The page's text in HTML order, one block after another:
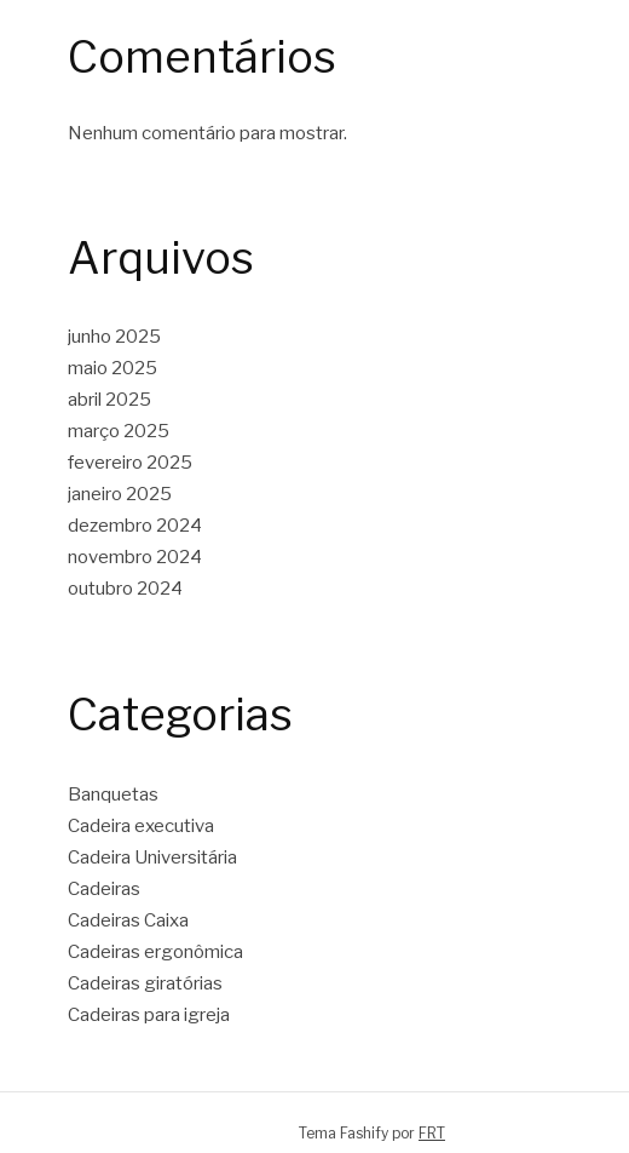
Comentários
Nenhum comentário para mostrar.
Arquivos
junho 2025
maio 2025
abril 2025
março 2025
fevereiro 2025
janeiro 2025
dezembro 2024
novembro 2024
outubro 2024
Categorias
Banquetas
Cadeira executiva
Cadeira Universitária
Cadeiras
Cadeiras Caixa
Cadeiras ergonômica
Cadeiras giratórias
Cadeiras para igreja
Tema Fashify por FRT